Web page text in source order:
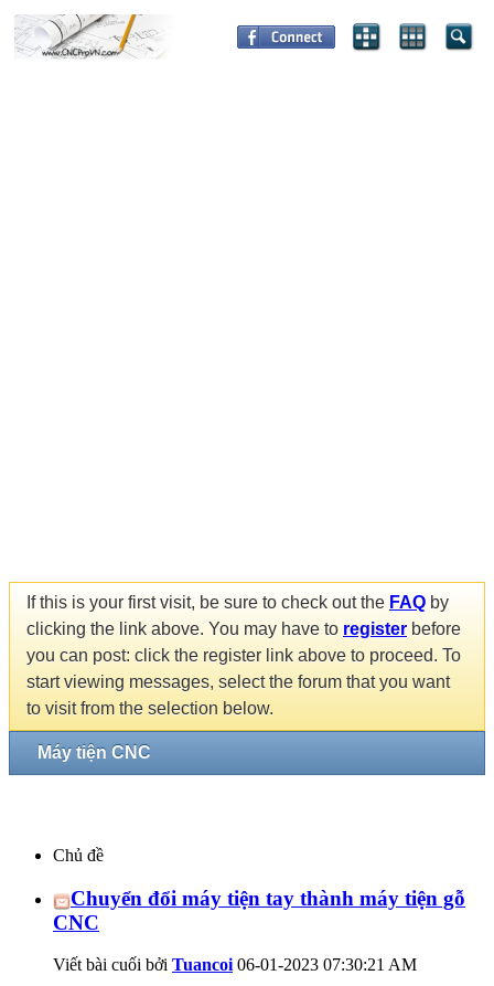
If this is your first visit, be sure to check out the FAQ by
clicking the link above. You may have to register before
you can post: click the register link above to proceed. To
start viewing messages, select the forum that you want
to visit from the selection below.
Máy tiện CNC
Chủ đề
Chuyển đổi máy tiện tay thành máy tiện gỗ
CNC
Viết bài cuối bởi Tuancoi 06-01-2023 07:30:21 AM